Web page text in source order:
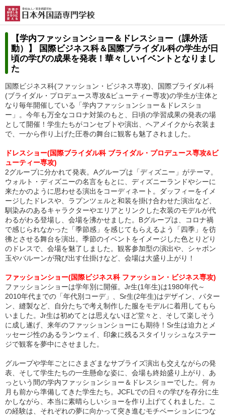
【学内ファッションショー＆ドレスショー（課外活
動）】
国際ビジネス科＆国際ブライダル科の学生が日
頃の学びの成果を発表！ 華々しいイベントとなりまし
た
国際ビジネス科(ファッション・ビジネス専攻)、国際ブライダル科
(ブライダル・プロデュース専攻&ビューティー専攻)の学生が主体と
なり毎年開催している「学内ファッションショー＆ドレスショ
ー」。今年も万全なコロナ対策のもと、日頃の学習成果の発表の場
として開催！学生たちがコンセプトや演出、ヘアメイクから衣装ま
で、一から作り上げた圧巻の舞台に観客も魅了されました。
ドレスショー(国際ブライダル科 ブライダル・プロデュース専攻&ビ
ューティー専攻)
2グループに分かれて発表。Aグループは「ディズニー」がテーマ。
ウォルト・ディズニーの名言をもとに、ディズニーランドやシーに
来たかのように思わせる演出をコーディネート。ダッフィーをイメ
ージしたドレスや、ラプンツェルと和装を掛け合わせた演出など、
馴染みのあるキャラクターやエリアとリンクした衣装のモデルが代
わるがわる登場し、会場を沸かせました。Bグループは、コロナ禍
で感じられなかった「季節感」を感じてもらえるよう「四季」を彷
彿とさせる舞台を演出。季節のイベントをイメージした色とりどり
のドレスで、会場を魅了しました。観客参加型の演出や、シャボン
玉やバルーンが飛び出す仕掛けなど、会場は大盛り上がり！
ファッションショー(国際ビジネス科 ファッション・ビジネス専攻)
ファッションショーは学年別に開催。Jr生(1年生)は1980年代～
2010年代までの「年代別コーデ」、Sr生(2年生)はデザイン、パター
ン、縫製など、自分たちで考え制作した服をモデルに着用してもら
いました。Jr生は初めてとは思えないほど堂々と、そして楽しそう
に成し遂げ、来年のファッションショーにも期待！Sr生は迫力とメ
ッセージ性のあるランウェイ、印象に残るスタイリッシュなステー
ジで観客を夢中にさせました。
グループや学年ごとにさまざまなサプライズ演出も交えながらの発
表、そして学生たちの一生懸命な姿に、会場も終始盛り上がり、あ
っという間の学内ファッションショー＆ドレスショーでした。何ヵ
月も前から準備してきた学生たち。JCFLでの日々の学びを存分に生
かしながら、本当に素晴らしいショーを作り上げてくれました。こ
の経験は、それぞれの夢に向かって突き進むモチベーションにつな